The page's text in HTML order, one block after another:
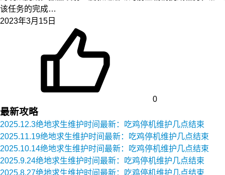
该任务的完成…
2023年3月15日
0
最新攻略
2025.12.3绝地求生维护时间最新：吃鸡停机维护几点结束
2025.11.19绝地求生维护时间最新：吃鸡停机维护几点结束
2025.10.14绝地求生维护时间最新：吃鸡停机维护几点结束
2025.9.24绝地求生维护时间最新：吃鸡停机维护几点结束
2025.8.27绝地求生维护时间最新：吃鸡停机维护几点结束